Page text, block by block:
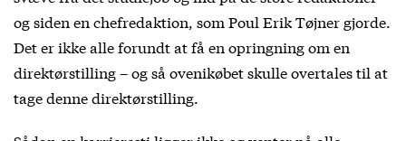
og siden en chefredaktion, som Poul Erik Tøjner gjorde.
Det er ikke alle forundt at få en opringning om en
direktørstilling – og så ovenikøbet skulle overtales til at
tage denne direktørstilling.